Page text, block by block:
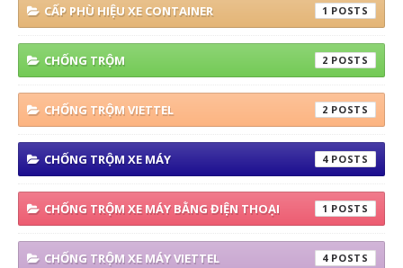
CẤP PHÙ HIỆU XE CONTAINER 1
CHỐNG TRỘM 2
CHỐNG TRỘM VIETTEL 2
CHỐNG TRỘM XE MÁY 4
CHỐNG TRỘM XE MÁY BẰNG ĐIỆN THOẠI 1
CHỐNG TRỘM XE MÁY VIETTEL 4